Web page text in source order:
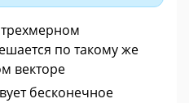
трехмерном
по такому же
векторе
бесконечное